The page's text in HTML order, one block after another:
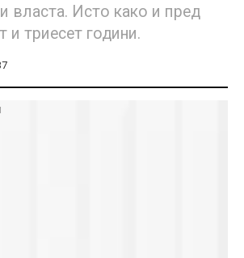
власта. Исто како и пред
и триесет години.